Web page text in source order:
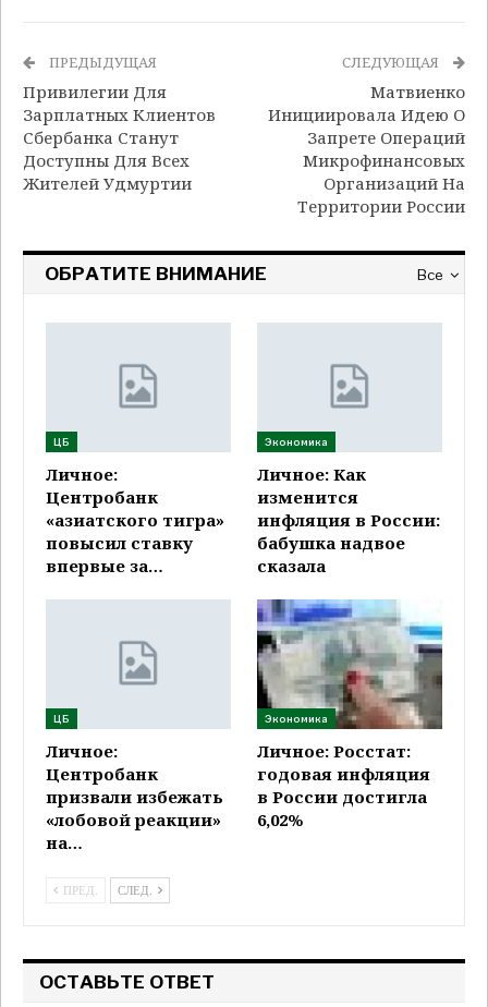
ПРЕДЫДУЩАЯ
Привилегии Для
Зарплатных Клиентов
Сбербанка Станут
Доступны Для Всех
Жителей Удмуртии
СЛЕДУЮЩАЯ
Матвиенко
Инициировала Идею О
Запрете Операций
Микрофинансовых
Организаций На
Территории России
Все
ОБРАТИТЕ ВНИМАНИЕ
ЦБ
Личное:
Центробанк
«азиатского тигра»
повысил ставку
впервые за…
Экономика
Личное: Как
изменится
инфляция в России:
бабушка надвое
сказала
ЦБ
Личное:
Центробанк
призвали избежать
«лобовой реакции»
на…
Экономика
Личное: Росстат:
годовая инфляция
в России достигла
6,02%
ПРЕД. СЛЕД.
ОСТАВЬТЕ ОТВЕТ